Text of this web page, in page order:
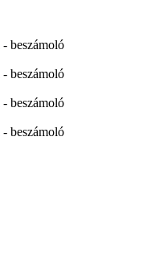
- beszámoló
- beszámoló
- beszámoló
- beszámoló